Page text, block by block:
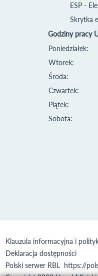
ESP -
Skrytka
Godziny pracy
Poniedziałek:
Wtorek:
Środa:
Czwartek:
Piątek:
Sobota:
Klauzula informacyjna i
Deklaracja dostępności
Polski serwer RBL https://